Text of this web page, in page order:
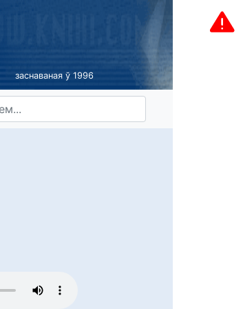
заснаваная ў 1996